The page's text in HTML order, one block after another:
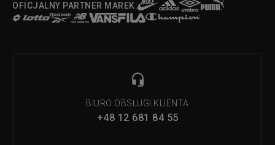
OFICJALNY PARTNER MAREK:
BIURO OBSŁUGI KLIENTA
+48 12 681 84 55